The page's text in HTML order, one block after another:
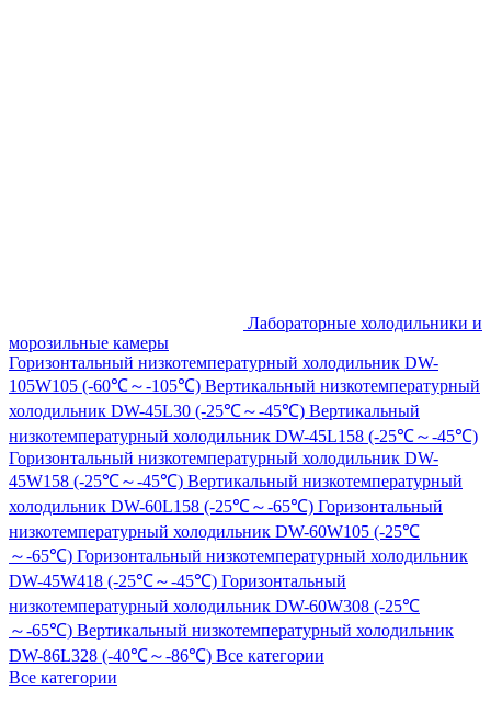
Лабораторные холодильники и
морозильные камеры
Горизонтальный низкотемпературный холодильник DW-
105W105 (-60℃～-105℃) Вертикальный низкотемпературный
холодильник DW-45L30 (-25℃～-45℃) Вертикальный
низкотемпературный холодильник DW-45L158 (-25℃～-45℃)
Горизонтальный низкотемпературный холодильник DW-
45W158 (-25℃～-45℃) Вертикальный низкотемпературный
холодильник DW-60L158 (-25℃～-65℃) Горизонтальный
низкотемпературный холодильник DW-60W105 (-25℃
～-65℃) Горизонтальный низкотемпературный холодильник
DW-45W418 (-25℃～-45℃) Горизонтальный
низкотемпературный холодильник DW-60W308 (-25℃
～-65℃) Вертикальный низкотемпературный холодильник
DW-86L328 (-40℃～-86℃) Все категории
Все категории